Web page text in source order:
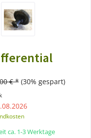
€ * (30% gespart)
ca. 1-3 Werktage